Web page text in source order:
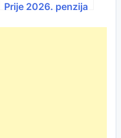
Prije 2026. penzija